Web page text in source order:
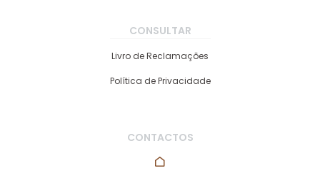
CONSULTAR
Livro de Reclamações
Política de Privacidade
CONTACTOS